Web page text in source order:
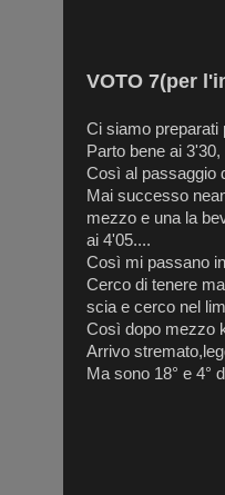
VOTO 7(per
Ci siamo preparati
Parto bene ai
Così al passaggio
Mai successo
mezzo e una la
ai 4'05....
Così mi passano
Cerco di tenere
scia e cerco nel
Così dopo mezzo
Arrivo
Ma sono 18° e 4°